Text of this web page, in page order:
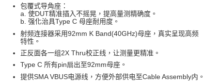
包覆式导角座：
a. 使DUT精准插入不摇晃，提高量测精确度。
b. 强化治具Type C 母座耐用度。
射频连接器采用92mm K Band(40GHz)母座，真实呈现高频
特性。
正反面各一组2X Thru校正线，让测量更精准。
Type C 所有pin扇出至92mm母座。
提供SMA VBUS电源线，方便外部供电至Cable Assembly内。